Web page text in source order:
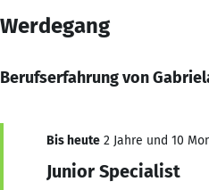
Werdegang
Berufserfahrung von
Bis heute 2 Jahre und 10
Junior Specialist